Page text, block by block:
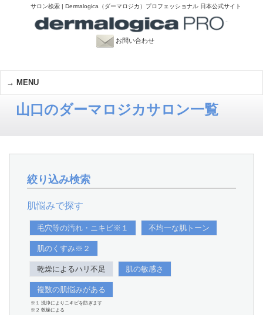
サロン検索 | Dermalogica（ダーマロジカ）プロフェッショナル 日本公式サイト
お問い合わせ
MENU
山口のダーマロジカサロン一覧
絞り込み検索
肌悩みで探す
毛穴等の汚れ・ニキビ※１ 不均一な肌トーン
肌のくすみ※２
乾燥によるハリ不足 肌の敏感さ
複数の肌悩みがある
※１ 洗浄によりニキビを防ぎます
※２ 乾燥による